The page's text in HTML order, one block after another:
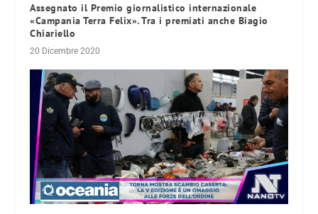
Assegnato il Premio giornalistico internazionale
«Campania Terra Felix». Tra i premiati anche Biagio
Chiariello
20 Dicembre 2020